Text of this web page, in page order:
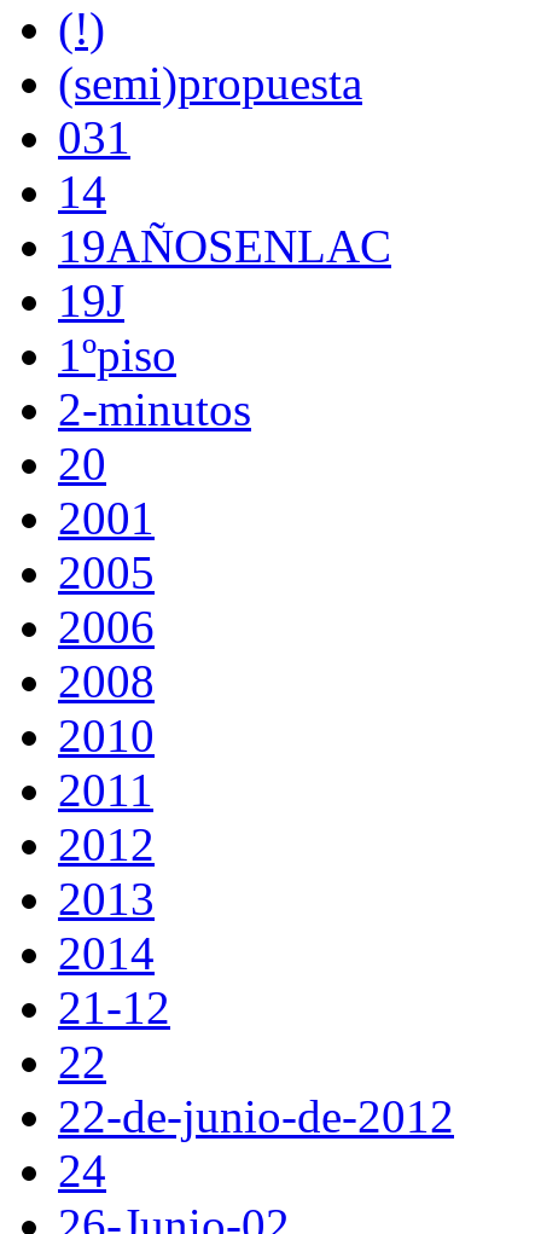
(!)
(semi)propuesta
031
14
19AÑOSENLAC
19J
1ºpiso
2-minutos
20
2001
2005
2006
2008
2010
2011
2012
2013
2014
21-12
22
22-de-junio-de-2012
24